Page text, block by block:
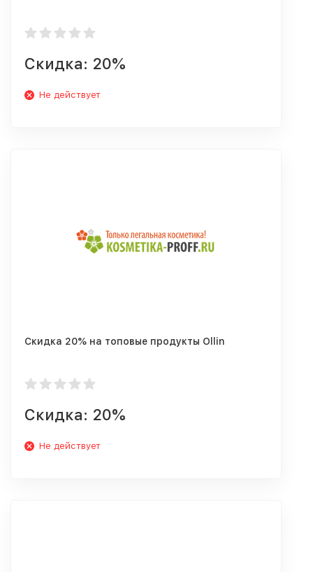
Скидка: 20%
Не действует
Скидка 20% на топовые продукты Ollin
Скидка: 20%
Не действует